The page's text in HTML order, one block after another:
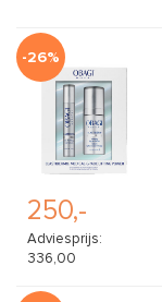
-26%
250,-
Adviesprijs:
336,00